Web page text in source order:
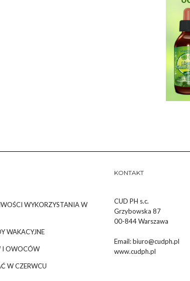
WYKORZYSTANIA W
WAKACYJNE
I OWOCÓW
W CZERWCU
KONTAKT
CUD PH s.c.
Grzybowska 87
00-844 Warszawa
Email:biuro@cudph.pl
www.cudph.pl